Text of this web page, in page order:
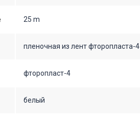
25 m
пленочная из лент фторопласта-4
фторопласт-4
белый